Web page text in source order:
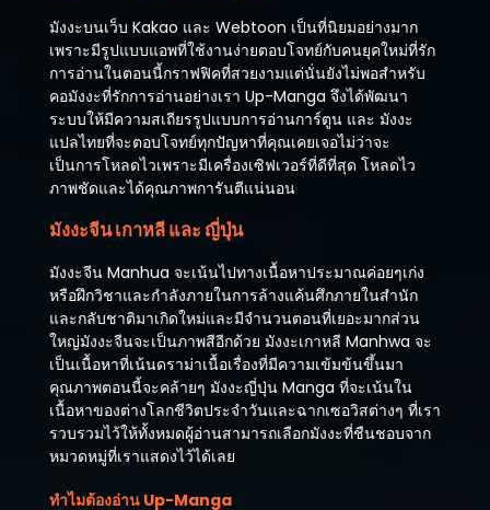
มังงะบนเว็บ Kakao และ Webtoon เป็นที่นิยมอย่างมาก
เพราะมีรูปแบบแอพที่ใช้งานง่ายตอบโจทย์กับคนยุคใหม่ที่รัก
การอ่านในตอนนี้กราฟฟิคที่สวยงามแต่นั่นยังไม่พอสำหรับ
คอมังงะที่รักการอ่านอย่างเรา Up-Manga จึงได้พัฒนา
ระบบให้มีความสเถียรรูปแบบการอ่านการ์ตูน และ มังงะ
แปลไทยที่จะตอบโจทย์ทุกปัญหาที่คุณเคยเจอไม่ว่าจะ
เป็นการโหลดไวเพราะมีเครื่องเซิฟเวอร์ที่ดีที่สุด โหลดไว
ภาพชัดและได้คุณภาพการันตีแน่นอน
มังงะจีน เกาหลี และ ญี่ปุ่น
มังงะจีน Manhua จะเน้นไปทางเนื้อหาประมาณค่อยๆเก่ง
หรือฝึกวิชาและกำลังภายในการล้างแค้นศึกภายในสำนัก
และกลับชาติมาเกิดใหม่และมีจำนวนตอนที่เยอะมากส่วน
ใหญ่มังงะจีนจะเป็นภาพสีอีกด้วย มังงะเกาหลี Manhwa จะ
เป็นเนื้อหาที่เน้นดราม่าเนื้อเรื่องที่มีความเข้มข้นขึ้นมา
คุณภาพตอนนี้จะคล้ายๆ มังงะญี่ปุ่น Manga ที่จะเน้นใน
เนื้อหาของต่างโลกชีวิตประจำวันและฉากเซอวิสต่างๆ ที่เรา
รวบรวมไว้ให้ทั้งหมดผู้อ่านสามารถเลือกมังงะที่ชืนชอบจาก
หมวดหมู่ที่เราแสดงไว้ได้เลย
ทำไมต้องอ่าน Up-Manga